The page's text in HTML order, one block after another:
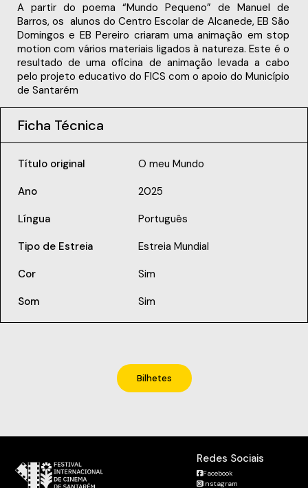
A partir do poema “Mundo Pequeno” de Manuel de
Barros, os alunos do Centro Escolar de Alcanede, EB São
Domingos e EB Pereiro criaram uma animação em stop
motion com vários materiais ligados à natureza. Este é o
resultado de uma oficina de animação levada a cabo
pelo projeto educativo do FICS com o apoio do Município
de Santarém
Ficha Técnica
Título original
O meu Mundo
Ano
2025
Língua
Português
Tipo de Estreia
Estreia Mundial
Cor
Sim
Som
Sim
Bilhetes
Redes Sociais
Facebook
Instagram